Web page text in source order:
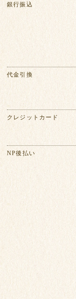
銀行振込
代金引換
クレジットカード
NP後払い